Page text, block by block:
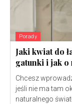
Porady
Jaki kwiat do
gatunki i jak o
Chcesz
jeśli nie ma tam
naturalnego